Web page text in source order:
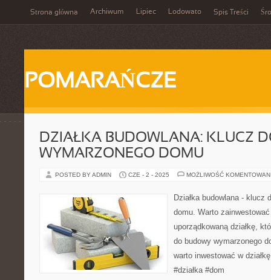
Strona główna Archiwum Lipiec Lodowato Spis Treści
POMARAŃCZE
DZIAŁKA BUDOWLANA: KLUCZ
WYMARZONEGO DOMU
POSTED BY ADMIN CZE - 2 - 2025 MOŻLIWOŚĆ
Działka budowlana - klucz
domu. Warto
uporządkowaną działkę,
do budowy wymarzonego
warto inwestować w
#działka #dom